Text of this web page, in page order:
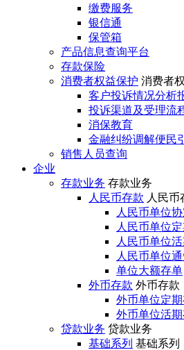
缴费服务
银信通
保管箱
产品信息查询平台
存款保险
消费者权益保护 消费者
客户投诉情况分析
投诉渠道及受理流
消保教育
金融纠纷调解便民
销售人员查询
企业
存款业务 存款业务
人民币存款 人民币
人民币单位
人民币单位
人民币单位
人民币单位
单位大额存单
外币存款 外币存款
外币单位定
外币单位活
贷款业务 贷款业务
基础系列 基础系列